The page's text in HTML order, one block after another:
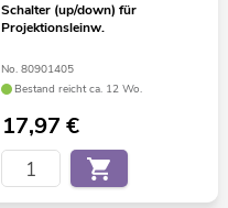
Schalter (up/down) für
Projektionsleinw.
No. 80901405
Bestand reicht ca. 12 Wo.
17,97 €